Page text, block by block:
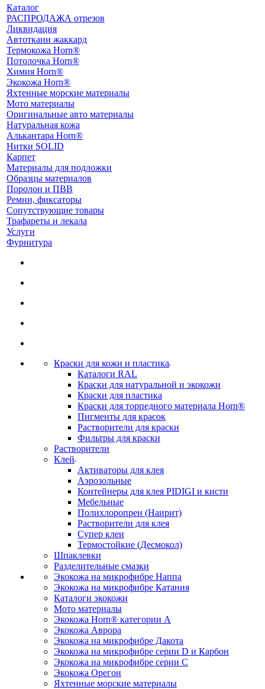
Каталог
РАСПРОДАЖА отрезов
Ликвидация
Автоткани жаккард
Термокожа Horn®
Потолочка Horn®
Химия Horn®
Экокожа Horn®
Яхтенные морские материалы
Мото материалы
Оригинальные авто материалы
Натуральная кожа
Алькантара Horn®
Нитки SOLID
Карпет
Материалы для подложки
Образцы материалов
Поролон и ПВВ
Ремни, фиксаторы
Сопутствующие товары
Трафареты и лекала
Услуги
Фурнитура
Краски для кожи и пластика
Каталоги RAL
Краски для натуральной и экокожи
Краски для пластика
Краски для торпедного материала Horn®
Пигменты для красок
Растворители для краски
Фильтры для краски
Растворители
Клей
Активаторы для клея
Аэрозольные
Контейнеры для клея PIDIGI и кисти
Мебельные
Полихлоропрен (Наирит)
Растворители для клея
Супер клеи
Термостойкие (Десмокол)
Шпаклевки
Разделительные смазки
Экокожа на микрофибре Наппа
Экокожа на микрофибре Катания
Каталоги экокожи
Мото материалы
Экокожа Horn® категории A
Экокожа Аврора
Экокожа на микрофибре Дакота
Экокожа на микрофибре серии D и Карбон
Экокожа на микрофибре серии С
Экокожа Орегон
Яхтенные морские материалы